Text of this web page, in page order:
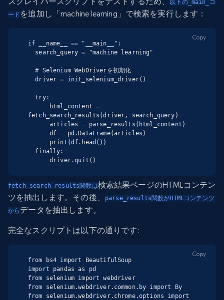
以下の_main_コ
ード を追加し「machine learning」で検索を実行します：
if __name__ == "__main__":
  # Selenium WebDriverを初期化
  driver = init_selenium_driver()
  try:
fetch_search_results(driver, search_query)
      driver.quit()
Copy
fetch_search_results関数は検索結果ページのHTMLコンテン
ツを抽出します。その後、
parse_results関数がHTMLコンテンツ
から データを抽出します。
完全なスクリプトは以下の通りです:
from bs4 import BeautifulSoup
import pandas as pd
from selenium import webdriver
from selenium.webdriver.common.by import By
from selenium.webdriver.chrome.options import
Copy